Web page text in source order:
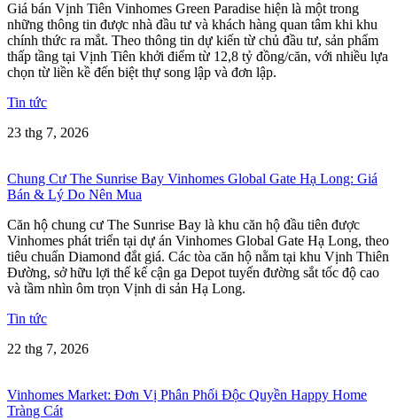
Giá bán Vịnh Tiên Vinhomes Green Paradise hiện là một trong
những thông tin được nhà đầu tư và khách hàng quan tâm khi khu
chính thức ra mắt. Theo thông tin dự kiến từ chủ đầu tư, sản phẩm
thấp tầng tại Vịnh Tiên khởi điểm từ 12,8 tỷ đồng/căn, với nhiều lựa
chọn từ liền kề đến biệt thự song lập và đơn lập.
Tin tức
23 thg 7, 2026
Chung Cư The Sunrise Bay Vinhomes Global Gate Hạ Long: Giá
Bán & Lý Do Nên Mua
Căn hộ chung cư The Sunrise Bay là khu căn hộ đầu tiên được
Vinhomes phát triển tại dự án Vinhomes Global Gate Hạ Long, theo
tiêu chuẩn Diamond đắt giá. Các tòa căn hộ nằm tại khu Vịnh Thiên
Đường, sở hữu lợi thế kế cận ga Depot tuyến đường sắt tốc độ cao
và tầm nhìn ôm trọn Vịnh di sản Hạ Long.
Tin tức
22 thg 7, 2026
Vinhomes Market: Đơn Vị Phân Phối Độc Quyền Happy Home
Tràng Cát